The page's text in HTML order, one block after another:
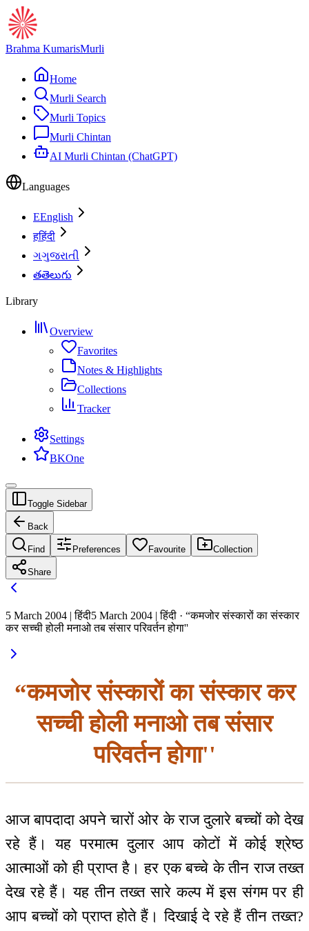
Brahma KumarisMurli
Home
Murli Search
Murli Topics
Murli Chintan
AI Murli Chintan (ChatGPT)
Languages
EEnglish
हहिंदी
ગગુજરાતી
తతెలుగు
Library
Overview
Favorites
Notes & Highlights
Collections
Tracker
Settings
BKOne
Toggle Sidebar
Back
Find Preferences Favourite Collection
Share
5 March 2004 | हिंदी5 March 2004 | हिंदी · “कमजोर संस्कारों का संस्कार
कर सच्ची होली मनाओ तब संसार परिवर्तन होगा''
“कमजोर संस्कारों का संस्कार कर
सच्ची होली मनाओ तब संसार
परिवर्तन होगा''
आज बापदादा अपने चारों ओर के राज दुलारे बच्चों को देख
रहे हैं। यह परमात्म दुलार आप कोटों में कोई श्रेष्ठ
आत्माओं को ही प्राप्त है। हर एक बच्चे के तीन राज तख्त
देख रहे हैं। यह तीन तख्त सारे कल्प में इस संगम पर ही
आप बच्चों को प्राप्त होते हैं। दिखाई दे रहे हैं तीन तख्त?